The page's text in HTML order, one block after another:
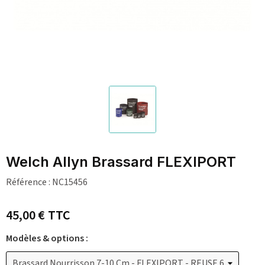
Welch Allyn Brassard FLEXIPORT
Référence : NC15456
45,00 €TTC
Modèles & options :